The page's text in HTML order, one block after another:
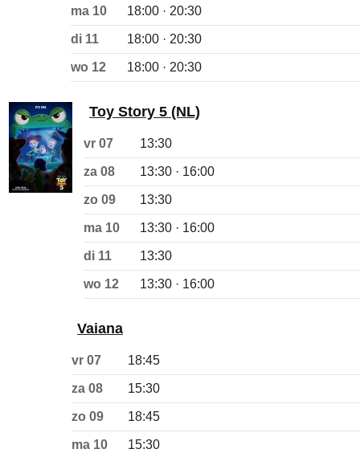
ma 10 18:00 · 20:30
di 11 18:00 · 20:30
wo 12 18:00 · 20:30
Toy Story 5 (NL)
vr 07 13:30
za 08 13:30 · 16:00
zo 09 13:30
ma 10 13:30 · 16:00
di 11 13:30
wo 12 13:30 · 16:00
Vaiana
vr 07 18:45
za 08 15:30
zo 09 18:45
ma 10 15:30